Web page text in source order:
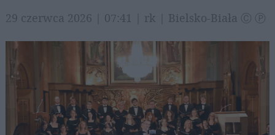
29 czerwca 2026 | 07:41 | rk | Bielsko-Biała Ⓒ Ⓟ